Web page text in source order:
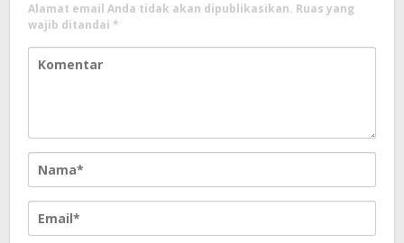
Alamat email Anda tidak akan dipublikasikan. Ruas yang
wajib ditandai *